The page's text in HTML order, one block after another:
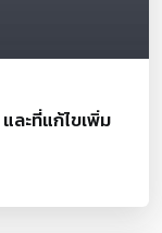
ละที่แก้ไขเพิ่ม